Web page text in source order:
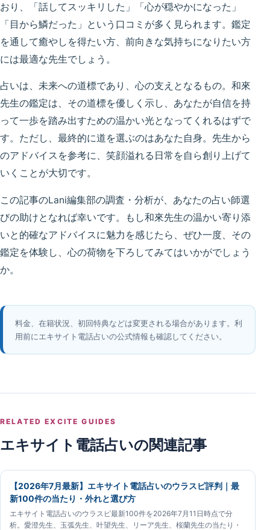
おり、「話してスッキリした」「心が穏やかになった」
「目から鱗だった」という口コミが多く見られます。鑑定
を通して癒やしを得たい方、前向きな気持ちになりたい方
には最適な先生でしょう。
占いは、未来への道標であり、心の支えとなるもの。和來
先生の鑑定は、その道標を優しく示し、あなたが自信を持
って一歩を踏み出すための温かい光となってくれるはずで
す。ただし、最終的に道を選ぶのはあなた自身。先生から
のアドバイスを参考に、笑顔溢れる日常を自ら創り上げて
いくことが大切です。
この記事のLani編集部の調査・分析が、あなたの占い師選
びの助けとなれば幸いです。もし和來先生の温かい寄り添
いと的確なアドバイスに魅力を感じたら、ぜひ一度、その
鑑定を体験し、心の荷物を下ろしてみてはいかがでしょう
か。
料金、在籍状況、初回特典などは変更される場合があります。利
用前にエキサイト電話占いの公式情報も確認してください。
RELATED EXCITE GUIDES
エキサイト電話占いの関連記事
【2026年7月最新】エキサイト電話占いのウラスピ評判｜最
新100件の当たり・外れと選び方
エキサイト電話占いのウラスピ最新100件を2026年7月11日時点で分
析。愛澄先生、玉弧先生、叶望先生、リーア先生、桜蘭先生の当たり・